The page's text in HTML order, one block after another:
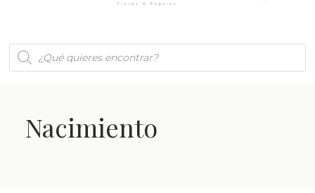
Búsqueda
de
productos
Nacimiento